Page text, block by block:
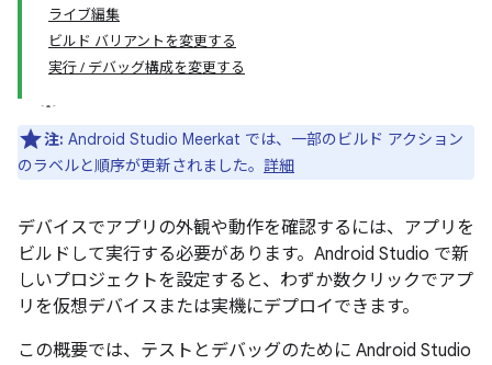
ライブ編集
ビルド バリアントを変更する
実行 / デバッグ構成を変更する
注: Android Studio Meerkat では、一部のビルド アクション
のラベルと順序が更新されました。 詳細
デバイスでアプリの外観や動作を確認するには、アプリを
ビルドして実行する必要があります。Android Studio で新
しいプロジェクトを設定すると、わずか数クリックでアプ
リを仮想デバイスまたは実機にデプロイできます。
この概要では、テストとデバッグのために Android Studio